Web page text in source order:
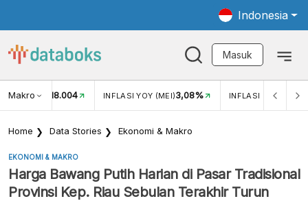
Indonesia
Masuk
Makro
USD/IDR 18.004 INFLASI YOY (MEI)3,08% INFLASI MOM (MEI)
Home Data Stories Ekonomi & Makro
EKONOMI & MAKRO
Harga Bawang Putih Harian di Pasar Tradisional
Provinsi Kep. Riau Sebulan Terakhir Turun